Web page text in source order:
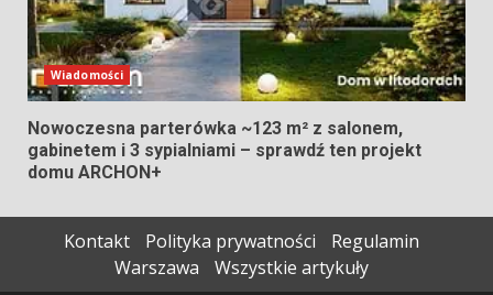
Wiadomości
Nowoczesna parterówka ~123 m² z salonem,
gabinetem i 3 sypialniami – sprawdź ten projekt
domu ARCHON+
Kontakt Polityka prywatności
Regulamin
Warszawa
Wszystkie artykuły